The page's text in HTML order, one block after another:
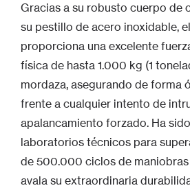
Gracias a su robusto cuerpo de
su pestillo de acero inoxidable,
proporciona una excelente
física de hasta 1.000 kg (1
mordaza, asegurando de forma
frente a cualquier intento de
apalancamiento forzado. Ha
laboratorios técnicos para
de 500.000 ciclos de
avala su extraordinaria